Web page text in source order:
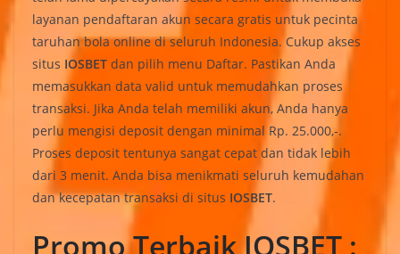
layanan pendaftaran akun secara gratis untuk pecinta
taruhan bola online di seluruh Indonesia. Cukup akses
situs IOSBET dan pilih menu Daftar. Pastikan Anda
memasukkan data valid untuk memudahkan proses
transaksi. Jika Anda telah memiliki akun, Anda hanya
perlu mengisi deposit dengan minimal Rp. 25.000,-.
Proses deposit tentunya sangat cepat dan tidak lebih
dari 3 menit. Anda bisa menikmati seluruh kemudahan
dan kecepatan transaksi di situs IOSBET.
Promo Terbaik IOSBET :